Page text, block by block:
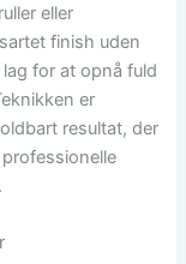
eller
finish uden
for at opnå fuld
er
resultat, der